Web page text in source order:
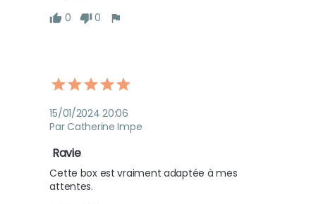
0
0
15/01/2024 20:06
Par Catherine Impe
Ravie
Cette box est vraiment adaptée à mes
attentes.